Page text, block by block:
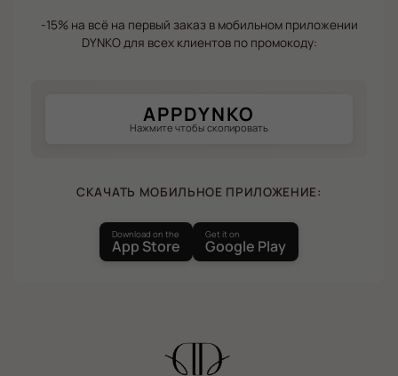
-15% на всё на первый заказ в мобильном приложении
DYNKO для всех клиентов по промокоду:
APPDYNKO
Нажмите чтобы скопировать
СКАЧАТЬ МОБИЛЬНОЕ ПРИЛОЖЕНИЕ:
Download on the
App Store
Get it on
Google Play